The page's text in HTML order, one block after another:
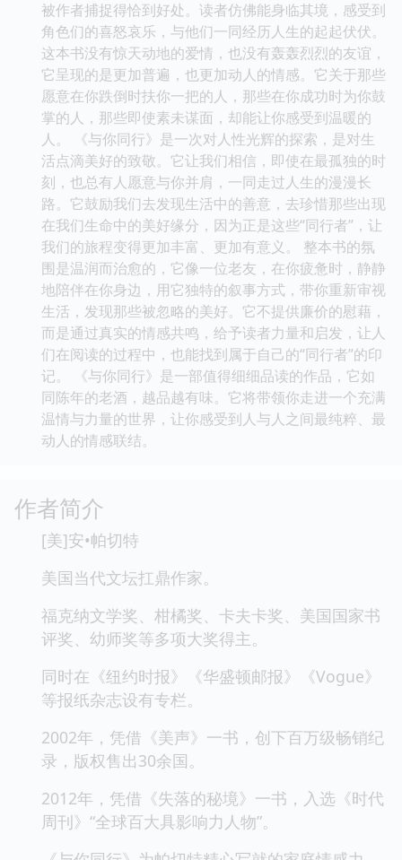
被作者捕捉得恰到好处。读者仿佛能身临其境，感受到
角色们的喜怒哀乐，与他们一同经历人生的起起伏伏。
这本书没有惊天动地的爱情，也没有轰轰烈烈的友谊，
它呈现的是更加普遍，也更加动人的情感。它关于那些
愿意在你跌倒时扶你一把的人，那些在你成功时为你鼓
掌的人，那些即使素未谋面，却能让你感受到温暖的
人。 《与你同行》是一次对人性光辉的探索，是对生
活点滴美好的致敬。它让我们相信，即使在最孤独的时
刻，也总有人愿意与你并肩，一同走过人生的漫漫长
路。它鼓励我们去发现生活中的善意，去珍惜那些出现
在我们生命中的美好缘分，因为正是这些“同行者”，让
我们的旅程变得更加丰富、更加有意义。 整本书的氛
围是温润而治愈的，它像一位老友，在你疲惫时，静静
地陪伴在你身边，用它独特的叙事方式，带你重新审视
生活，发现那些被忽略的美好。它不提供廉价的慰藉，
而是通过真实的情感共鸣，给予读者力量和启发，让人
们在阅读的过程中，也能找到属于自己的“同行者”的印
记。 《与你同行》是一部值得细细品读的作品，它如
同陈年的老酒，越品越有味。它将带领你走进一个充满
温情与力量的世界，让你感受到人与人之间最纯粹、最
动人的情感联结。
作者简介
[美]安•帕切特
美国当代文坛扛鼎作家。
福克纳文学奖、柑橘奖、卡夫卡奖、美国国家书
评奖、幼师奖等多项大奖得主。
同时在《纽约时报》《华盛顿邮报》《Vogue》
等报纸杂志设有专栏。
2002年，凭借《美声》一书，创下百万级畅销纪
录，版权售出30余国。
2012年，凭借《失落的秘境》一书，入选《时代
周刊》“全球百大具影响力人物”。